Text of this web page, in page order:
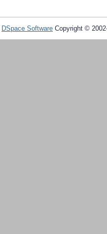
DSpace Software Copyright ©